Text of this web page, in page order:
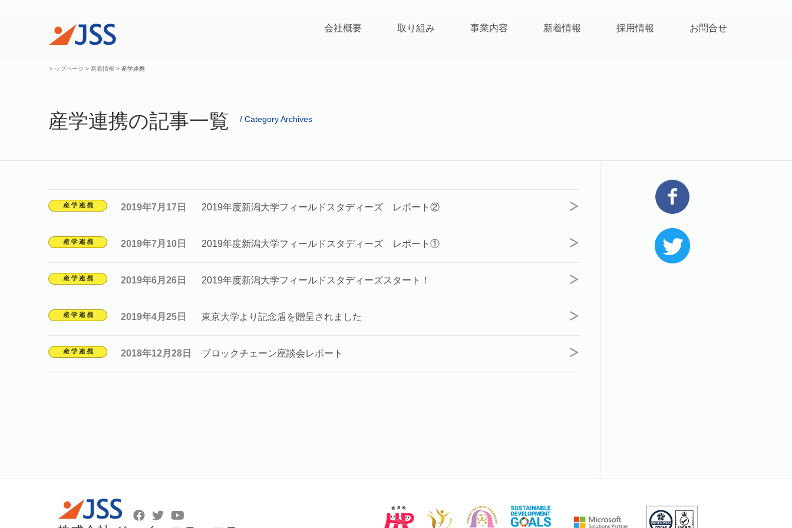
会社概要 取り組み 事業内容 新着情報 採用情報 お問合せ
トップページ > 新着情報 > 産学連携
産学連携の記事一覧 Category Archives
2019年7月17日 2019年度新潟大学フィールドスタディーズ レポート②
2019年7月10日 2019年度新潟大学フィールドスタディーズ レポート①
2019年6月26日 2019年度新潟大学フィールドスタディーズスタート！
2019年4月25日 東京大学より記念盾を贈呈されました
2018年12月28日 ブロックチェーン座談会レポート